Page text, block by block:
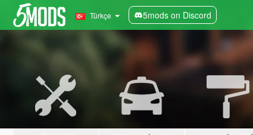
Türkçe 5mods on Discord